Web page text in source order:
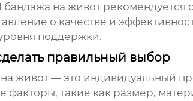
бандажа на животрекомендуется
о качестве и
поддержки.
правильный выбор
живот— это индивидуальный
факторы, такие как размер,